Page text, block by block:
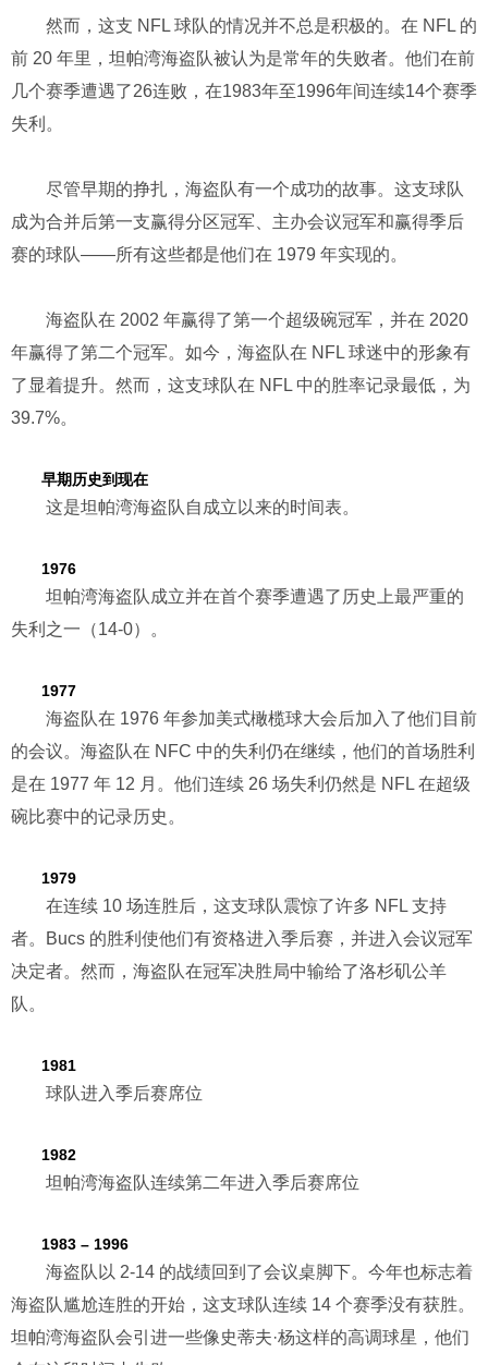
然而，这支 NFL 球队的情况并不总是积极的。在 NFL 的
前 20 年里，坦帕湾海盗队被认为是常年的失败者。他们在前
几个赛季遭遇了26连败，在1983年至1996年间连续14个赛季
失利。
尽管早期的挣扎，海盗队有一个成功的故事。这支球队
成为合并后第一支赢得分区冠军、主办会议冠军和赢得季后
赛的球队——所有这些都是他们在 1979 年实现的。
海盗队在 2002 年赢得了第一个超级碗冠军，并在 2020
年赢得了第二个冠军。如今，海盗队在 NFL 球迷中的形象有
了显着提升。然而，这支球队在 NFL 中的胜率记录最低，为
39.7%。
早期历史到现在
这是坦帕湾海盗队自成立以来的时间表。
1976
坦帕湾海盗队成立并在首个赛季遭遇了历史上最严重的
失利之一（14-0）。
1977
海盗队在 1976 年参加美式橄榄球大会后加入了他们目前
的会议。海盗队在 NFC 中的失利仍在继续，他们的首场胜利
是在 1977 年 12 月。他们连续 26 场失利仍然是 NFL 在超级
碗比赛中的记录历史。
1979
在连续 10 场连胜后，这支球队震惊了许多 NFL 支持
者。Bucs 的胜利使他们有资格进入季后赛，并进入会议冠军
决定者。然而，海盗队在冠军决胜局中输给了洛杉矶公羊
队。
1981
球队进入季后赛席位
1982
坦帕湾海盗队连续第二年进入季后赛席位
1983 – 1996
海盗队以 2-14 的战绩回到了会议桌脚下。今年也标志着
海盗队尴尬连胜的开始，这支球队连续 14 个赛季没有获胜。
坦帕湾海盗队会引进一些像史蒂夫·杨这样的高调球星，他们